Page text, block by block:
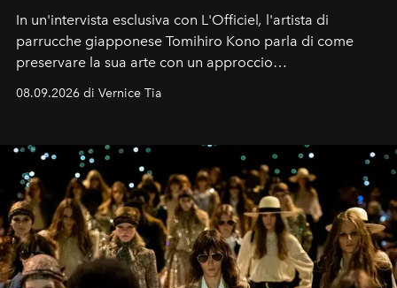
In un'intervista esclusiva con L'Officiel, l'artista di
parrucche giapponese Tomihiro Kono parla di come
preservare la sua arte con un approccio
contemporaneo.
08.09.2026 di Vernice Tia